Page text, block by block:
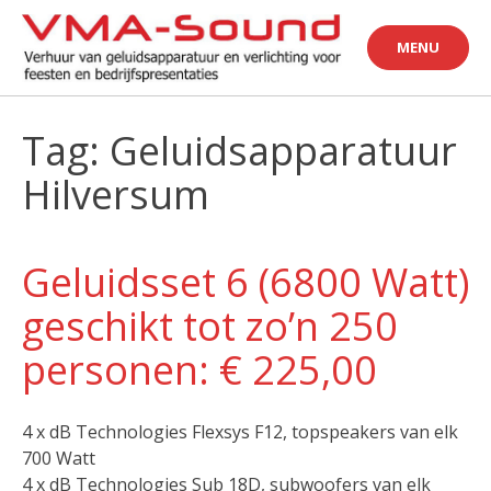
Skip
content
MENU
Tag: Geluidsapparatuur
Hilversum
Geluidsset 6 (6800 Watt)
geschikt tot zo’n 250
personen: € 225,00
4 x dB Technologies Flexsys F12, topspeakers van elk
700 Watt
4 x dB Technologies Sub 18D, subwoofers van elk